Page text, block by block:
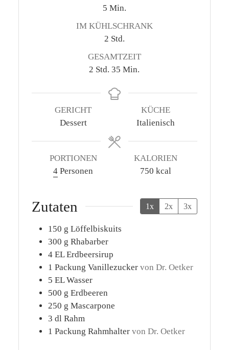
5Minuten
Min.
IM KÜHLSCHRANK
2Stunden
Std.
GESAMTZEIT
2 Stunden
Std. 35 Minuten
Min.
GERICHT
Dessert
KÜCHE
Italienisch
PORTIONEN
4 Personen
KALORIEN
750 kcal
Zutaten 1x 2x 3x
150 g Löffelbiskuits
300 g Rhabarber
4 EL Erdbeersirup
1 Packung Vanillezucker von Dr. Oetker
5 EL Wasser
500 g Erdbeeren
250 g Mascarpone
3 dl Rahm
1 Packung Rahmhalter von Dr. Oetker